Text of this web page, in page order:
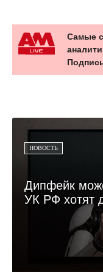
Самые
НОВОСТЬ
Дипфейк
УК РФ хотят